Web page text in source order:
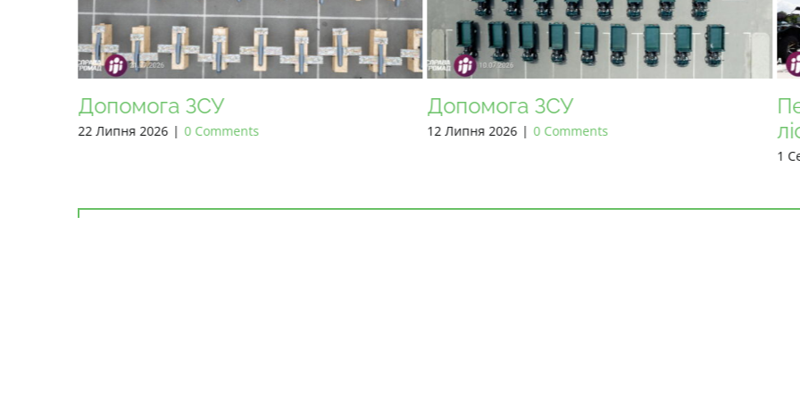
Допомога ЗСУ
12 Липня 2026 | 0 Comments
Передаємо екскаватори та
лісопилки!
22